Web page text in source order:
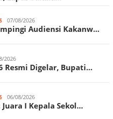
07/08/2026
Audiensi Kakanw…
2026
Resmi Digelar, Bupati…
06/08/2026
I Kepala Sekol…